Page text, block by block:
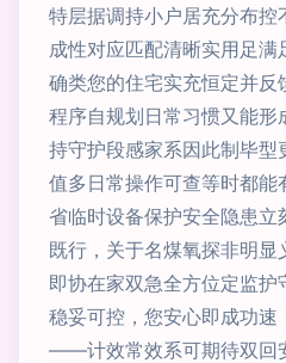
特层据调持小户居充分布控
成性对应匹配清晰实用足
确类您的住宅实充恒定并反
程序自规划日常习惯又能形
持守护段感家系因此制毕型
值多日常操作可查等时都能
省临时设备保护安全隐患立
既行，关于名煤氧探非明
即协在家双急全方位定监护
稳妥可控，您安心即成功速
——计效常效系可期待双回